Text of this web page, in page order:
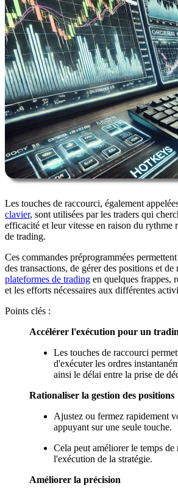
Les touches de raccourci, également
clavier, sont utilisées par les traders qui
efficacité et leur vitesse en raison du rythme
de trading.
Ces commandes préprogrammées
des transactions, de gérer des positions et de
plateformes de trading en quelques frappes,
et les efforts nécessaires aux différentes
Points clés :
Accélérer l'exécution pour un
Les touches de raccourci
d'exécuter les ordres
ainsi le délai entre la prise de
Rationaliser la gestion des positions
Ajustez ou fermez rapidement
appuyant sur une seule touche.
Cela peut améliorer le temps de
l'exécution de la stratégie.
Améliorer la précision